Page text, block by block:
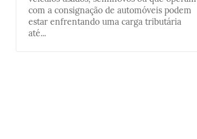
com a consignação de automóveis podem
estar enfrentando uma carga tributária
até...